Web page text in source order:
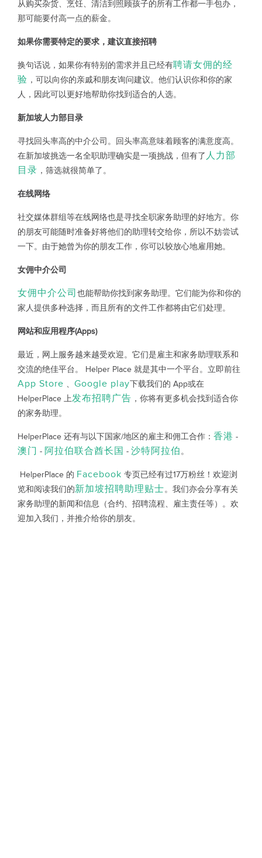
从购买杂货、烹饪、清洁到照顾孩子的所有工作都一手包办，
那可能要付高一点的薪金。
如果你需要特定的要求，建议直接招聘
换句话说，如果你有特别的需求并且已经有聘请女佣的经
验 ，可以向你的亲戚和朋友询问建议。他们认识你和你的家
人，因此可以更好地帮助你找到适合的人选。
新加坡人力部目录
寻找回头率高的中介公司。回头率高意味着顾客的满意度高。
在新加坡挑选一名全职助理确实是一项挑战，但有了人力部
目录 ，筛选就很简单了。
在线网络
社交媒体群组等在线网络也是寻找全职家务助理的好地方。你
的朋友可能随时准备好将他们的助理转交给你，所以不妨尝试
一下。由于她曾为你的朋友工作，你可以较放心地雇用她。
女佣中介公司
女佣中介公司 也能帮助你找到家务助理。它们能为你和你的
家人提供多种选择，而且所有的文件工作都将由它们处理。
网站和应用程序(Apps)
最近，网上服务越来越受欢迎。它们是雇主和家务助理联系和
交流的绝佳平台。 Helper Place 就是其中一个平台。立即前往
App Store 、 Google play下载我们的 App或在
HelperPlace 上发布招聘广告 ，你将有更多机会找到适合你
的家务助理。
HelperPlace 还有与以下国家/地区的雇主和佣工合作： 香港 -
澳门 - 阿拉伯联合酋长国 - 沙特阿拉伯。
HelperPlace 的 Facebook 专页已经有过17万粉丝！欢迎浏
览和阅读我们的新加坡招聘助理贴士。我们亦会分享有关
家务助理的新闻和信息（合约、招聘流程、雇主责任等）。欢
迎加入我们，并推介给你的朋友。